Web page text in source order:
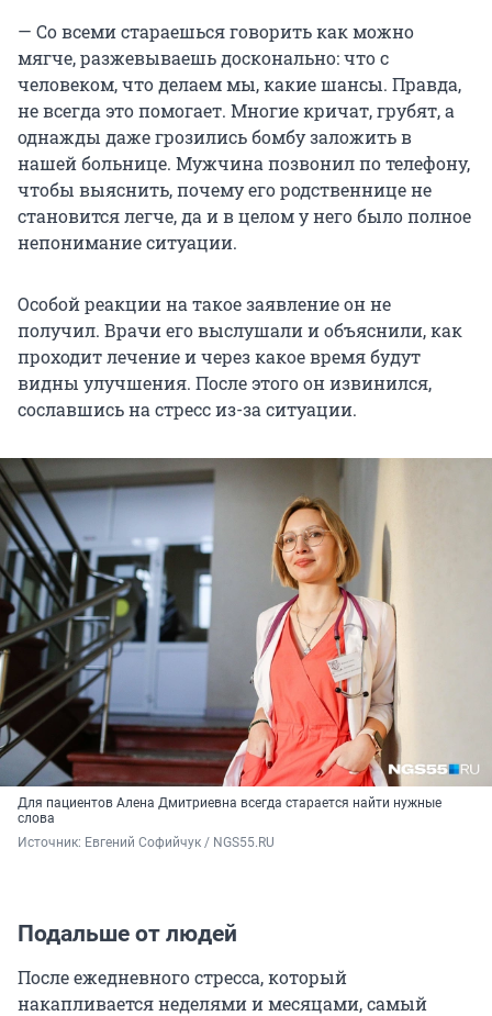
— Со всеми стараешься говорить как можно
мягче, разжевываешь досконально: что с
человеком, что делаем мы, какие шансы. Правда,
не всегда это помогает. Многие кричат, грубят, а
однажды даже грозились бомбу заложить в
нашей больнице. Мужчина позвонил по телефону,
чтобы выяснить, почему его родственнице не
становится легче, да и в целом у него было полное
непонимание ситуации.
Особой реакции на такое заявление он не
получил. Врачи его выслушали и объяснили, как
проходит лечение и через какое время будут
видны улучшения. После этого он извинился,
сославшись на стресс из-за ситуации.
Для пациентов Алена Дмитриевна всегда старается найти нужные
слова
Источник: Евгений Софийчук / NGS55.RU
Подальше от людей
После ежедневного стресса, который
накапливается неделями и месяцами, самый